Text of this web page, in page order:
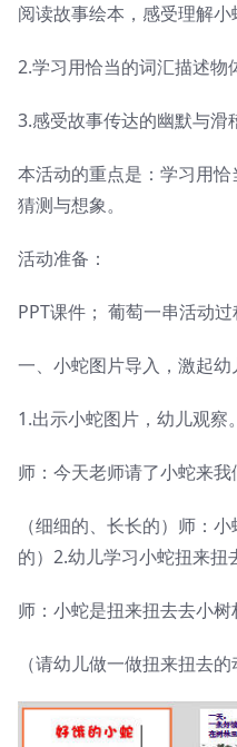
阅读故事绘本，感受理解小
2.学习用恰当的词汇描述物
3.感受故事传达的幽默与滑
本活动的重点是：学习用
猜测与想象。
活动准备：
PPT课件； 葡萄一串活动过
一、小蛇图片导入，激起幼
1.出示小蛇图片，幼儿观察。
师：今天老师请了小蛇来
（细细的、长长的）师：
的）2.幼儿学习小蛇扭来扭
师：小蛇是扭来扭去去小
（请幼儿做一做扭来扭去